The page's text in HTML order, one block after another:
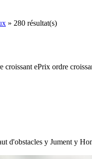
» 280 résultat(s)
croissant ePrix ordre
d'obstacles y Jument y